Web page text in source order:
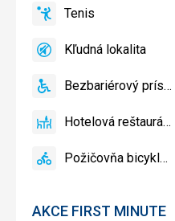
AKCE FIRST MINUTE
TenisTenis
áno
KľudnáKľudná lokalita
áno
Bezbariérový
Bezbariérový prístup
áno
HotelováHotelová reštaurácia
áno
Požičovňa
Požičovňa bicyklov
áno